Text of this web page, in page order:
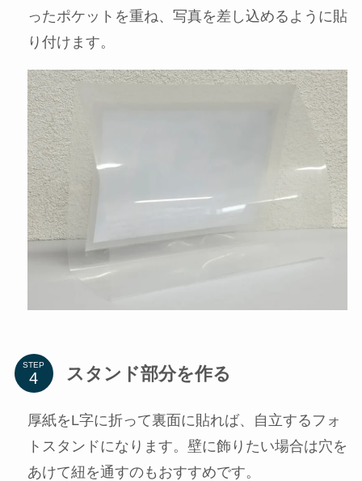
ったポケットを重ね、写真を差し込めるように貼
り付けます。
STEP スタンド部分を作る
厚紙をL字に折って裏面に貼れば、自立するフォ
トスタンドになります。壁に飾りたい場合は穴を
あけて紐を通すのもおすすめです。